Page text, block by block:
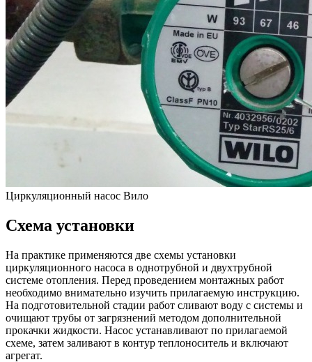
Циркуляционный насос Вило
Схема установки
На практике применяются две схемы установки
циркуляционного насоса в однотрубной и двухтрубной
системе отопления. Перед проведением монтажных работ
необходимо внимательно изучить прилагаемую инструкцию.
На подготовительной стадии работ сливают воду с системы и
очищают трубы от загрязнений методом дополнительной
прокачки жидкости. Насос устанавливают по прилагаемой
схеме, затем заливают в контур теплоноситель и включают
агрегат.